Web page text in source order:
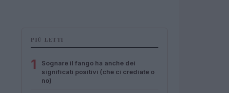
PIÙ LETTI
1
Sognare il fango ha anche dei
significati positivi (che ci crediate o
no)